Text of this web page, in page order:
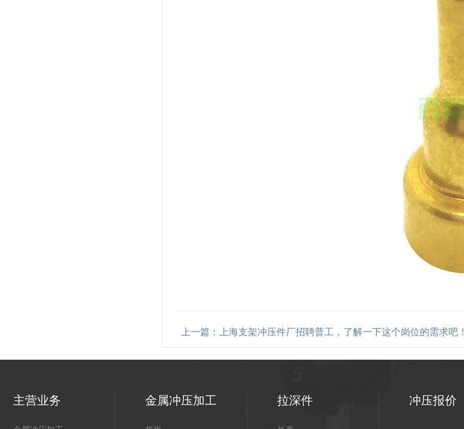
上一篇：上海支架冲压件厂招聘普工，了解一下这个岗位的需求吧！
主营业务 金属冲压加工 拉深件 冲压报价